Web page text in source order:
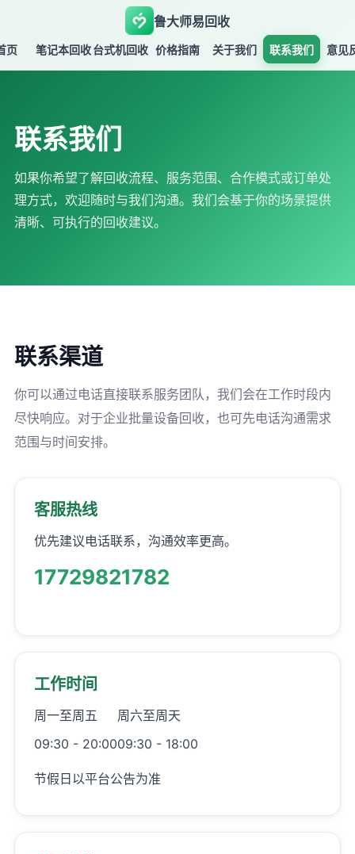
鲁大师易回收
页 笔记本回收台式机回收 价格指南 关于我们 联系我们 意见
联系我们
如果你希望了解回收流程、服务范围、合作模式或订单处
理方式，欢迎随时与我们沟通。我们会基于你的场景提供
清晰、可执行的回收建议。
联系渠道
你可以通过电话直接联系服务团队，我们会在工作时段内
尽快响应。对于企业批量设备回收，也可先电话沟通需求
范围与时间安排。
客服热线
优先建议电话联系，沟通效率更高。
17729821782
工作时间
周一至周五
09:30 - 20:00
周六至周天
09:30 - 18:00
节假日以平台公告为准